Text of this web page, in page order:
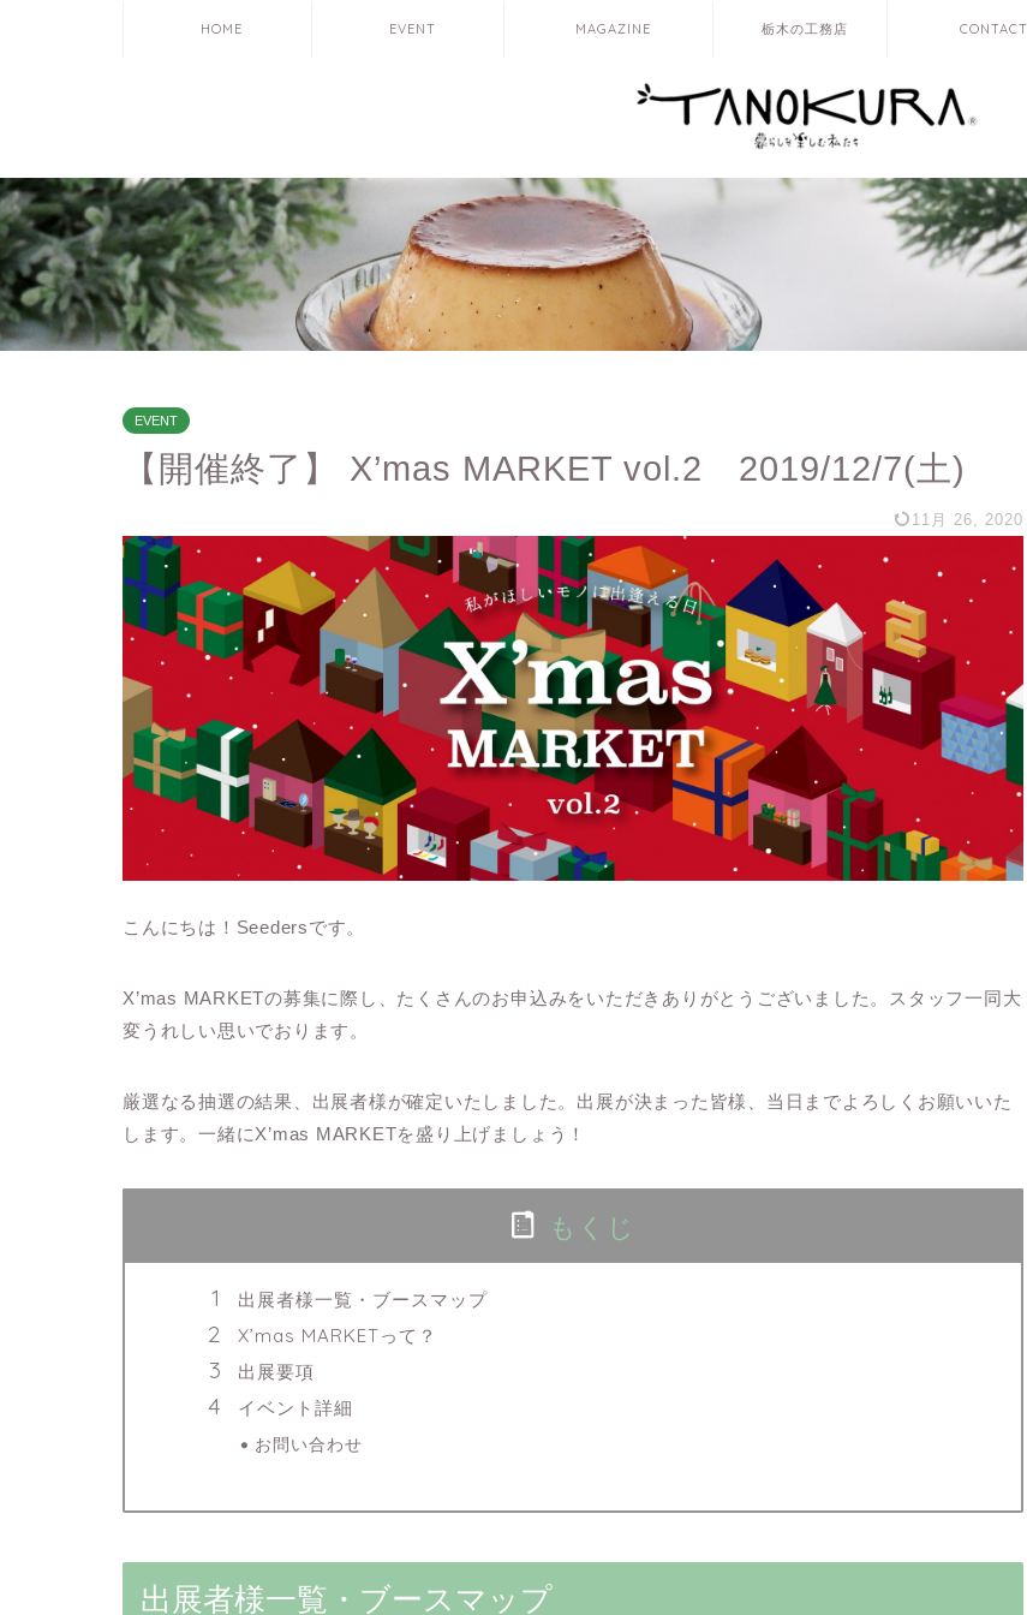
HOME EVENT MAGAZINE 栃木の工務店 CONTACT
EVENT
【開催終了】 X’mas MARKET vol.2 2019/12/7(土)
11月 26, 2020
こんにちは！Seedersです。
X’mas MARKETの募集に際し、たくさんのお申込みをいただきありがとうございました。スタッフ一同大
変うれしい思いでおります。
厳選なる抽選の結果、出展者様が確定いたしました。出展が決まった皆様、当日までよろしくお願いいた
します。一緒にX’mas MARKETを盛り上げましょう！
もくじ
出展者様一覧・ブースマップ
X’mas MARKETって？
出展要項
イベント詳細
お問い合わせ
出展者様一覧・ブースマップ